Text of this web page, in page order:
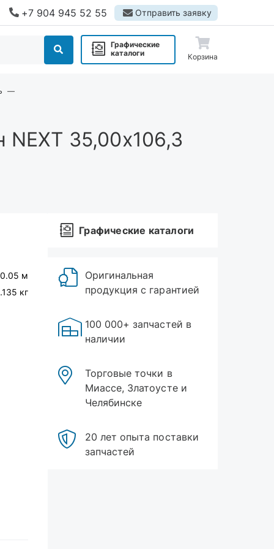
+7 904 945 52 55 Отправить заявку
Графические
каталоги
Корзина
NEXT 35,00х106,3
м
кг
Графические каталоги
Оригинальная
продукция с гарантией
100 000+ запчастей в
наличии
Торговые точки в
Миассе, Златоусте и
Челябинске
20 лет опыта поставки
запчастей